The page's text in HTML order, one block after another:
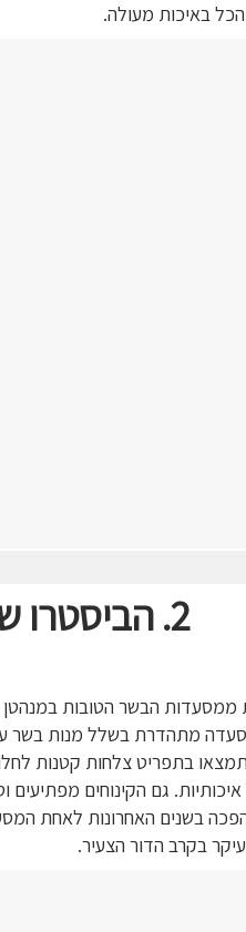
באיכות מעולה.
2. הביסטרו
ממסעדות הבשר הטובות במנהטן
מתהדרת בשלל מנות בשר
בתפריט צלחות קטנות
גם הקינוחים מפתיעים
בשנים האחרונות לאחת
בקרב הדור הצעיר.